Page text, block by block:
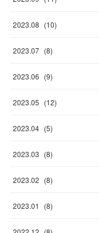
2023.08 (10)
2023.07 (8)
2023.06 (9)
2023.05 (12)
2023.04 (5)
2023.03 (8)
2023.02 (8)
2023.01 (8)